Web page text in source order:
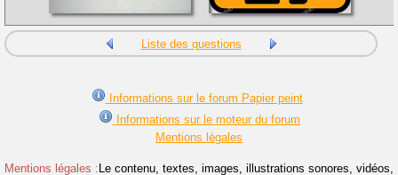
Liste des questions
Informations sur le forum Papier peint
Informations sur le moteur du forum
Mentions légales
Mentions légales : Le contenu, textes, images, illustrations sonores, vidéos,